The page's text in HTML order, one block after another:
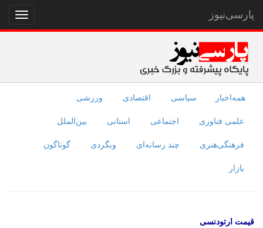
نمایش
منو
پارسی‌نیوز
همه‌اخبار سیاسی اقتصادی ورزشی
علمی فناوری اجتماعی استانی بین‌الملل
فرهنگی‌هنری چند رسانه‌ای وبگردی گوناگون
بازار
قیمت ارتودنسی